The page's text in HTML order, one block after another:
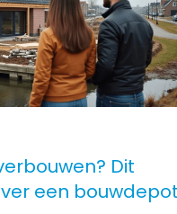
Dit
een